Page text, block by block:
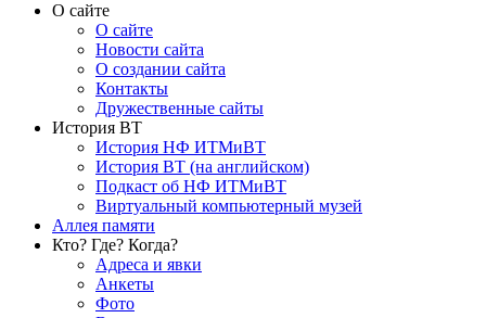
О сайте
О сайте
Новости сайта
О создании сайта
Контакты
Дружественные сайты
История ВТ
История НФ ИТМиВТ
История ВТ (на английском)
Подкаст об НФ ИТМиВТ
Виртуальный компьютерный музей
Аллея памяти
Кто? Где? Когда?
Адреса и явки
Анкеты
Фото